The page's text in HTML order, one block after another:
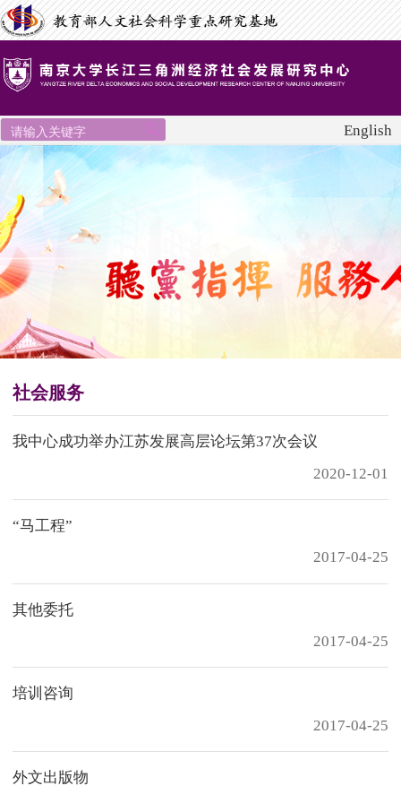
English
社会服务
我中心成功举办江苏发展高层论坛第37次会议
2020-12-01
“马工程”
2017-04-25
其他委托
2017-04-25
培训咨询
2017-04-25
外文出版物